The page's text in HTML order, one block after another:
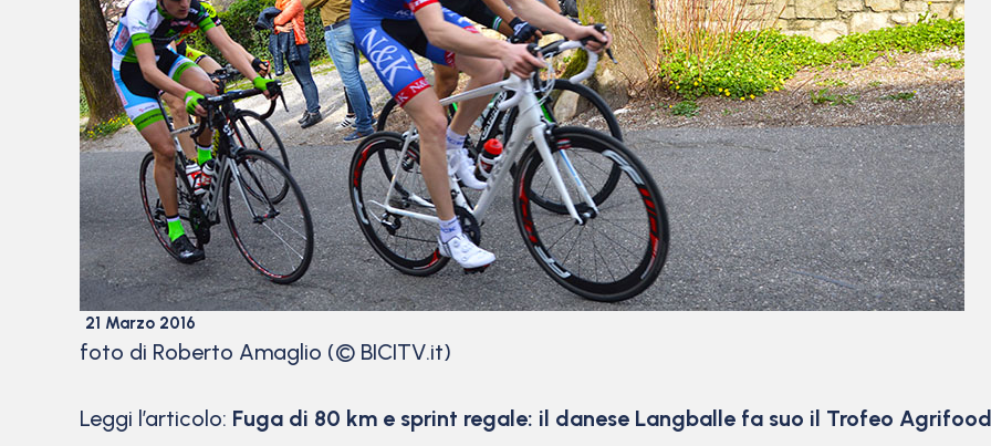
21 Marzo 2016
foto di Roberto Amaglio (© BICITV.it)
Leggi l’articolo: Fuga di 80 km e sprint regale: il danese Langballe fa suo il Trofeo Agrifood